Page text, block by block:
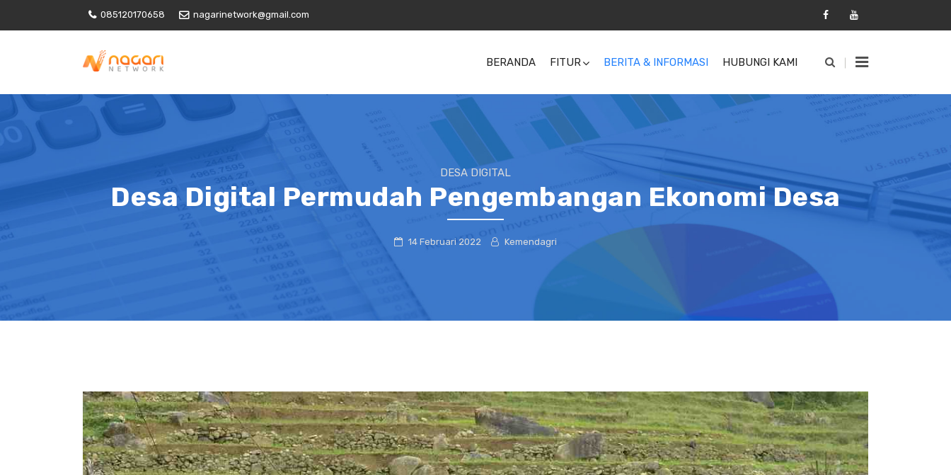
085120170658 nagarinetwork@gmail.com
BERANDA FITUR BERITA & INFORMASI HUBUNGI KAMI
DESA DIGITAL
Desa Digital Permudah Pengembangan Ekonomi Desa
14 Februari 2022 Kemendagri